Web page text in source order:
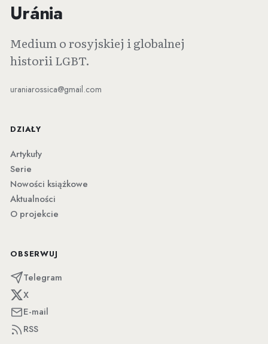
Uránia
Medium o rosyjskiej i globalnej
historii LGBT.
uraniarossica@gmail.com
DZIAŁY
Artykuły
Serie
Nowości książkowe
Aktualności
O projekcie
OBSERWUJ
Telegram
X
E-mail
RSS